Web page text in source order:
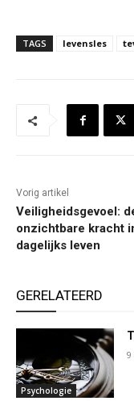
TAGS levensles
Vorig artikel
Veiligheidsgevoel:
onzichtbare kracht
dagelijks leven
GERELATEERD
Psychologie
9